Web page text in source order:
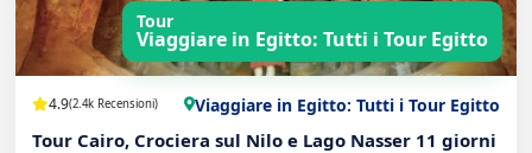
Tour
Viaggiare in Egitto: Tutti i Tour Egitto
4.9(2.4k Recensioni) Viaggiare in Egitto: Tutti i Tour Egitto
Tour Cairo, Crociera sul Nilo e Lago Nasser 11 giorni